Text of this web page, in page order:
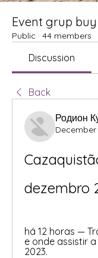
Event grup buy
Public · 44 members
Discussion
Back
Родион
December
dezembro
há 12 horas —
e onde assistir
2023.